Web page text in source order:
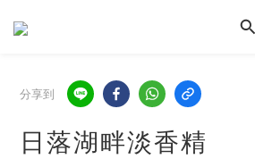
分享到
日落湖畔淡香精